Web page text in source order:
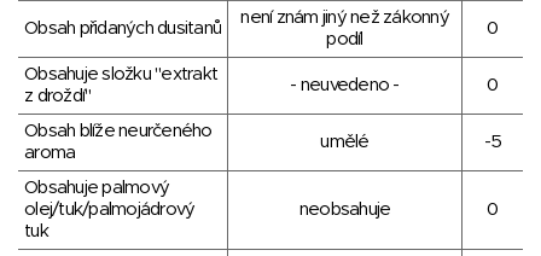
Obsah přidaných dusitanů
není znám jiný než zákonný
podíl
0
Obsahuje složku "extrakt
z droždí"
- neuvedeno - 0
Obsah blíže neurčeného
aroma
umělé -5
Obsahuje palmový
olej/tuk/palmojádrový
tuk
neobsahuje 0